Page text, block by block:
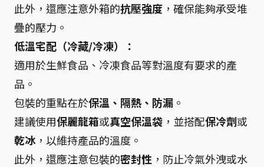
此外，還應注意外箱的抗壓強度 ，確保能夠承受堆
疊的壓力。
低溫宅配（冷藏/冷凍）：
適用於生鮮食品、冷凍食品等對溫度有要求的產
品。
包裝的重點在於保溫、隔熱、防漏 。
建議使用保麗龍箱或真空保溫袋 ，並搭配保冷劑或
乾冰，以維持產品的溫度。
此外，還應注意包裝的密封性 ，防止冷氣外洩或水